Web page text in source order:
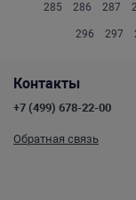
285 286 287
296 297
Контакты
+7 (499) 678-22-00
Обратная связь